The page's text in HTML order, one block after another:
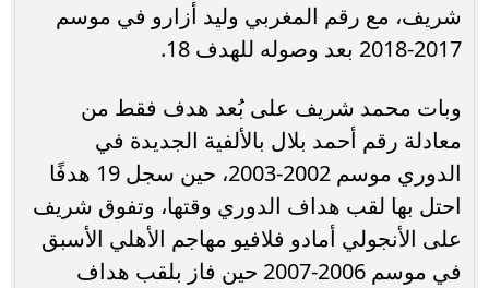
شريف، مع رقم المغربي وليد أزارو في موسم
2017-2018 بعد وصوله للهدف 18.
وبات محمد شريف على بُعد هدف فقط من
معادلة رقم أحمد بلال بالألفية الجديدة في
الدوري موسم 2002-2003، حين سجل 19 هدفًا
احتل بها لقب هداف الدوري وقتها، وتفوق شريف
على الأنجولي أمادو فلافيو مهاجم الأهلي الأسبق
في موسم 2006-2007 حين فاز بلقب هداف